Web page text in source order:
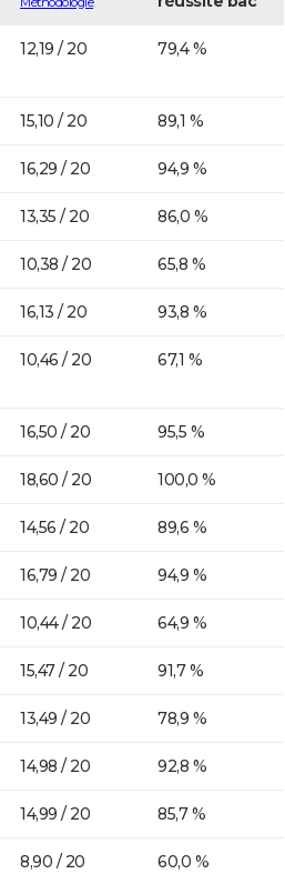
12,19 / 20 79,4 %
15,10 / 20 89,1 %
16,29 / 20 94,9 %
13,35 / 20 86,0 %
10,38 / 20 65,8 %
16,13 / 20 93,8 %
10,46 / 20 67,1 %
16,50 / 20 95,5 %
18,60 / 20 100,0 %
14,56 / 20 89,6 %
16,79 / 20 94,9 %
10,44 / 20 64,9 %
15,47 / 20 91,7 %
13,49 / 20 78,9 %
14,98 / 20 92,8 %
14,99 / 20 85,7 %
8,90 / 20 60,0 %